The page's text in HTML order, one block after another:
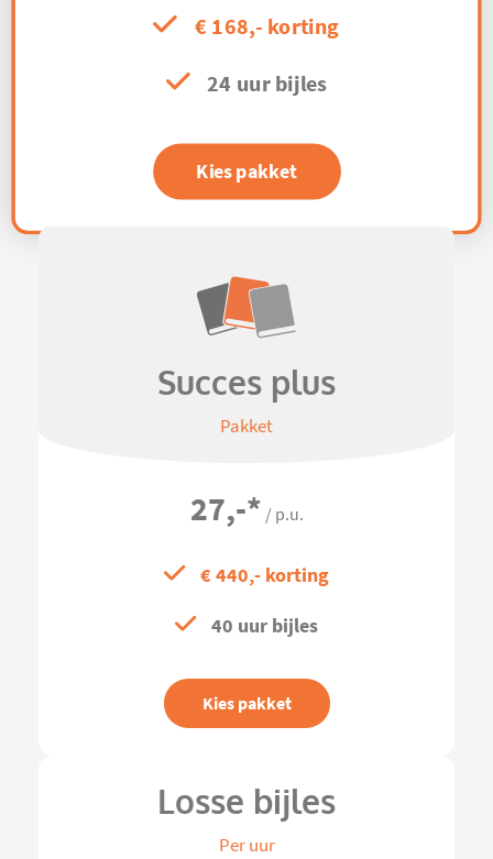
€ 168,- korting
24 uur bijles
Kies pakket
Succes plus
Pakket
27,-* / p.u.
€ 440,- korting
40 uur bijles
Kies pakket
Losse bijles
Per uur